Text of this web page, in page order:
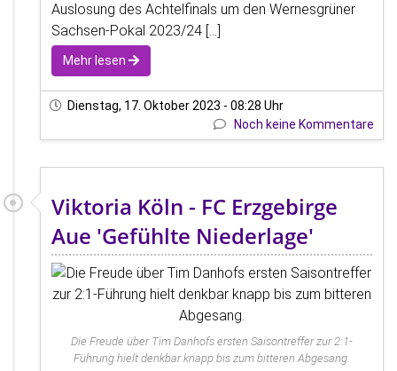
Auslosung des Achtelfinals um den Wernesgrüner
Sachsen-Pokal 2023/24 [...]
Mehr lesen
Dienstag, 17. Oktober 2023 - 08:28 Uhr
Noch keine Kommentare
Viktoria Köln - FC Erzgebirge
Aue 'Gefühlte Niederlage'
Die Freude über Tim Danhofs ersten Saisontreffer zur 2:1-
Führung hielt denkbar knapp bis zum bitteren Abgesang.